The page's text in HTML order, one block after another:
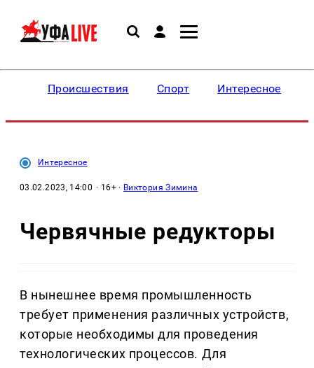
Происшествия Спорт Интересное
Интересное
03.02.2023, 14:00 · 16+ · Виктория Зимина
Червячные редукторы
В нынешнее время промышленность
требует применения различных устройств,
которые необходимы для проведения
технологических процессов. Для